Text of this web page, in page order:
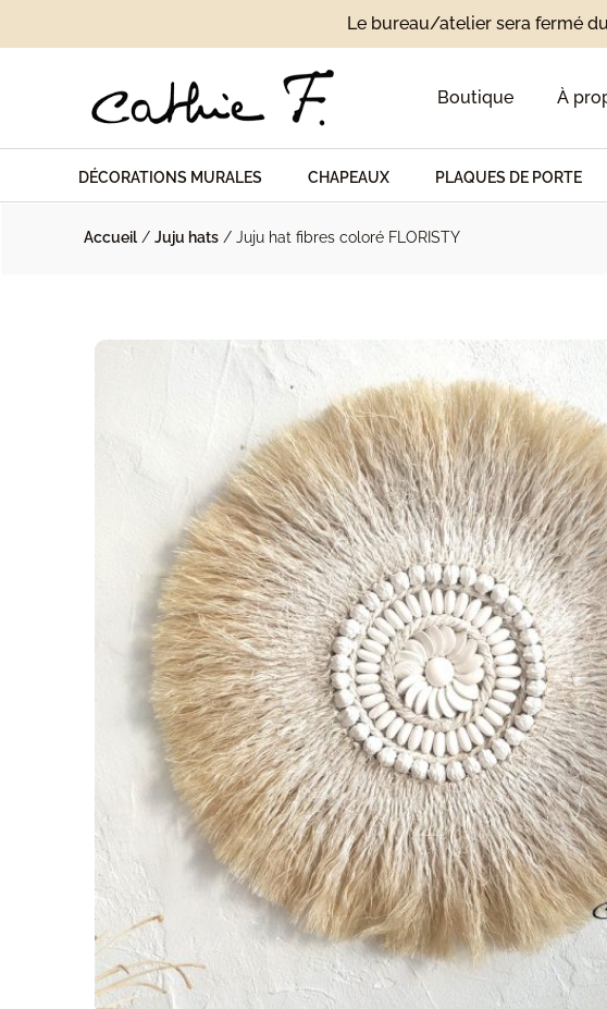
Le bureau/atelier sera fermé
Boutique À
DÉCORATIONS MURALES CHAPEAUX PLAQUES DE PORTE
Accueil /Juju hats / Juju hat fibres coloré FLORISTY